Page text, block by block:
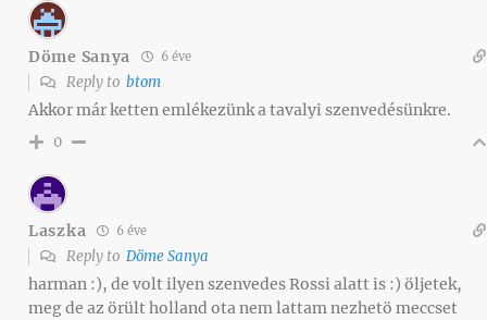
Döme Sanya 6 éve
Reply to btom
Akkor már ketten emlékezünk a tavalyi szenvedésünkre.
0
Laszka 6 éve
Reply to Döme Sanya
harman :), de volt ilyen szenvedes Rossi alatt is :) öljetek,
meg de az örült holland ota nem lattam nezhetö meccset